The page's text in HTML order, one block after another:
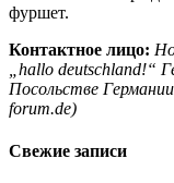
фуршет.
Контактное лицо:
„hallo deutschland!“
Посольстве
forum.de)
Свежие записи